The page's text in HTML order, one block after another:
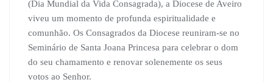
(Dia Mundial da Vida Consagrada), a Diocese de Aveiro
viveu um momento de profunda espiritualidade e
comunhão. Os Consagrados da Diocese reuniram-se no
Seminário de Santa Joana Princesa para celebrar o dom
do seu chamamento e renovar solenemente os seus
votos ao Senhor.